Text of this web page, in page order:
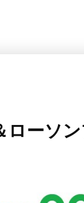
ローソ